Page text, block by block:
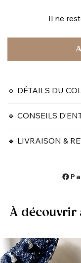
Il ne
🔹 DÉTAILS DU
🔹 CONSEILS
🔹 LIVRAISON &
À découvrir